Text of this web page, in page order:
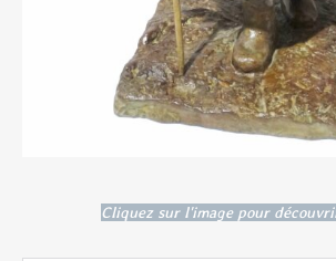
Cliquez sur l'image pour